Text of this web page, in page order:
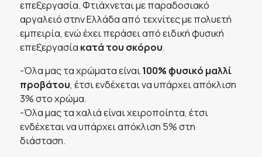
επεξεργασία. Φτιάχνεται με παραδοσιακό
αργαλειό στην Ελλάδα από τεχνίτες με πολυετή
εμπειρία, ενώ έχει περάσει από ειδική φυσική
επεξεργασία κατά του σκόρου.
-Όλα μας τα χρώματα είναι100% φυσικό μαλλί
προβάτου, έτσι ενδέχεται να υπάρχει απόκλιση
3% στο χρώμα.
-Όλα μας τα χαλιά είναι χειροποίητα, έτσι
ενδέχεται να υπάρχει απόκλιση 5% στη
διάσταση.